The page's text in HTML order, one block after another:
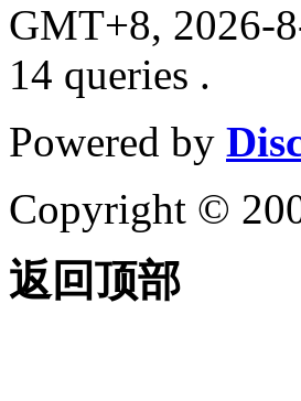
GMT+8, 2026-
14 queries .
Powered by
Copyright ©
返回顶部